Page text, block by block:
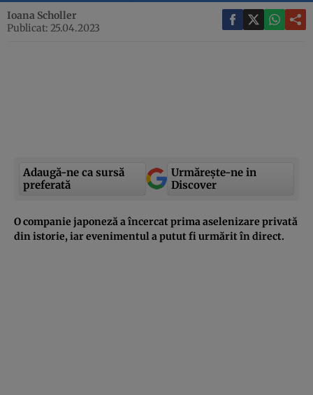
Ioana Scholler
Publicat: 25.04.2023
Adaugă-ne ca sursă
preferată
Urmărește-ne in
Discover
O companie japoneză a încercat prima aselenizare privată
din istorie, iar evenimentul a putut fi urmărit în direct.